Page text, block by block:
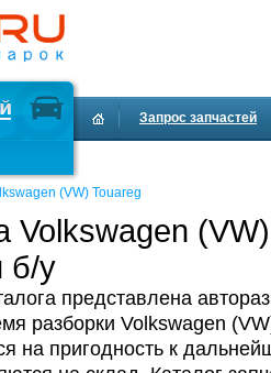
Запрос запчастей
(VW) Touareg
Volkswagen
б/у
представлена
разборки Volkswagen
на пригодность к